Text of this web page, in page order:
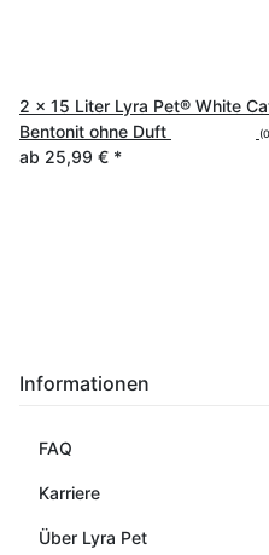
2 x 15 Liter Lyra Pet® White
Bentonit ohne Duft
ab 25,99 € *
Informationen
FAQ
Karriere
Über Lyra Pet